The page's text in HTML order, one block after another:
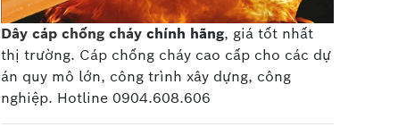
Dây cáp chống cháychính hãng, giá tốt nhất
thị trường. Cáp chống cháy cao cấpcho các dự
án quy mô lớn, công trình xây dựng, công
nghiệp. Hotline 0904.608.606